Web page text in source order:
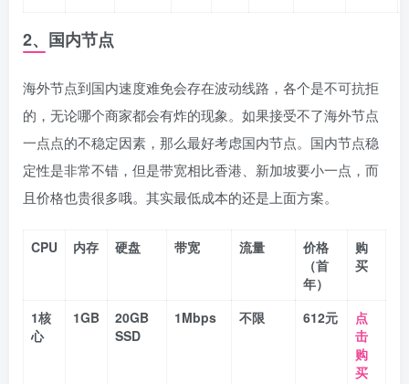
2、国内节点
海外节点到国内速度难免会存在波动线路，各个是不可抗拒
的，无论哪个商家都会有炸的现象。如果接受不了海外节点
一点点的不稳定因素，那么最好考虑国内节点。国内节点稳
定性是非常不错，但是带宽相比香港、新加坡要小一点，而
且价格也贵很多哦。其实最低成本的还是上面方案。
CPU 内存 硬盘 带宽 流量
价格
（首
年）
购
买
1核
心
1GB
20GB
SSD
1Mbps 不限 612元
点
击
购
买